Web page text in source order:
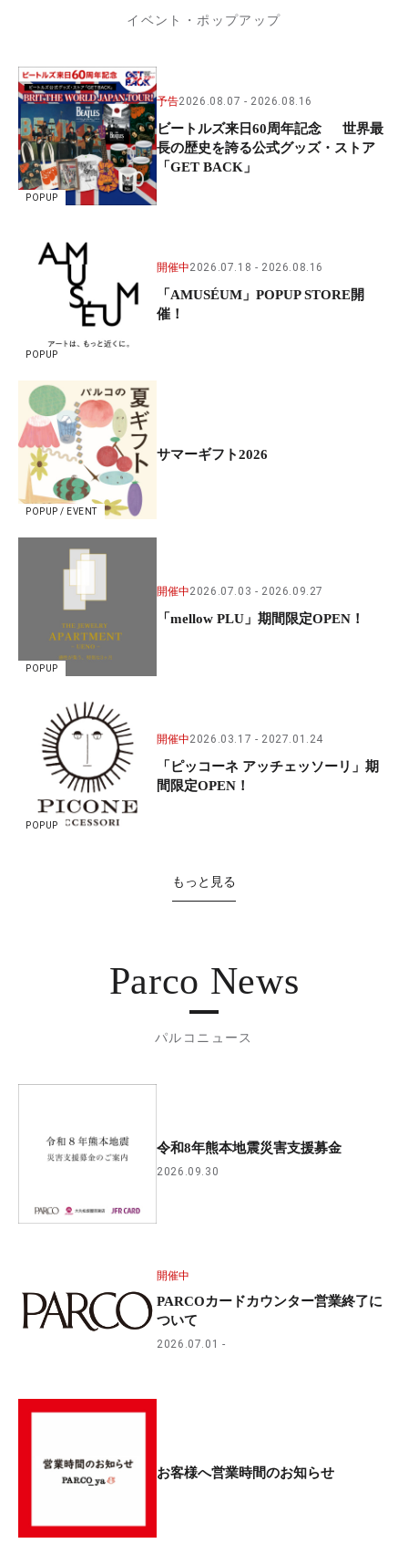
イベント・ポップアップ
POPUP
予告2026.08.07 2026.08.16
ビートルズ来日60周年記念 世界最
長の歴史を誇る公式グッズ・ストア
「GET BACK」
POPUP
開催中2026.07.18 2026.08.16
「AMUSÉUM」POPUP STORE開
催！
POPUP / EVENT
サマーギフト2026
POPUP
開催中2026.07.03 2026.09.27
「mellow PLU」期間限定OPEN！
POPUP
開催中2026.03.17 2027.01.24
「ピッコーネ アッチェッソーリ」期
間限定OPEN！
もっと見る
Parco News
パルコニュース
令和8年熊本地震災害支援募金
2026.09.30
開催中
PARCOカードカウンター営業終了に
ついて
2026.07.01
お客様へ営業時間のお知らせ